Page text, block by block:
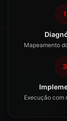
1
Mapeamento
3
Execução com